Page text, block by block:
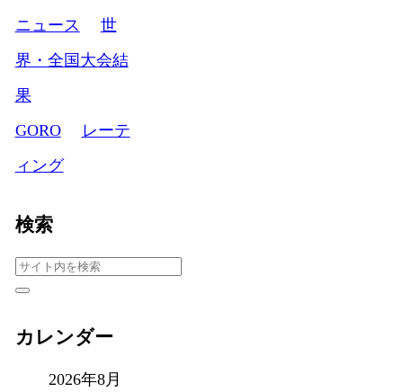
ニュース
世
界・全国大会結
果
GORO
レーテ
ィング
検索
カレンダー
2026年8月